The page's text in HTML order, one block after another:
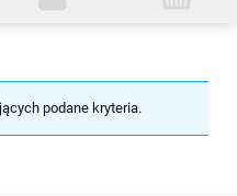
podane kryteria.